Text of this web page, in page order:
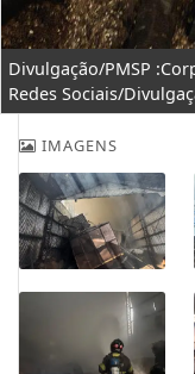
Divulgação/PMSP
Redes Sociais/
IMAGENS